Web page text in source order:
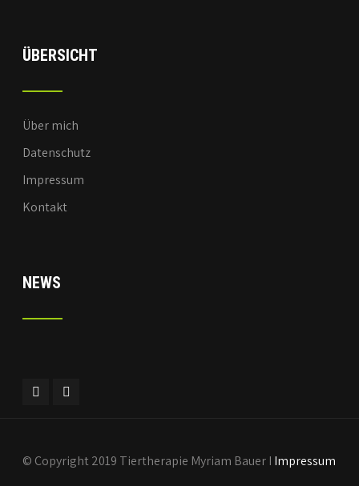
ÜBERSICHT
Über mich
Datenschutz
Impressum
Kontakt
NEWS
© Copyright 2019 Tiertherapie Myriam Bauer I Impressum